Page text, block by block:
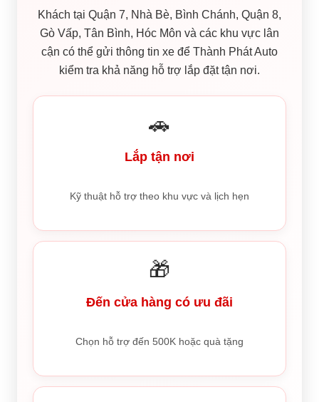
Khách tại Quận 7, Nhà Bè, Bình Chánh, Quận 8,
Gò Vấp, Tân Bình, Hóc Môn và các khu vực lân
cận có thể gửi thông tin xe để Thành Phát Auto
kiểm tra khả năng hỗ trợ lắp đặt tận nơi.
🚗
Lắp tận nơi
Kỹ thuật hỗ trợ theo khu vực và lịch hẹn
🎁
Đến cửa hàng có ưu đãi
Chọn hỗ trợ đến 500K hoặc quà tặng